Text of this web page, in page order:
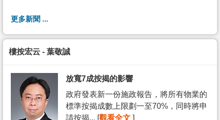
更多新聞 ...
樓按宏云 - 葉敬誠
放寬7成按揭的影響
政府發表新一份施政報告，將所有物業的
標準按揭成數上限劃一至70%，同時將申
請按揭... [觀看全文 ]